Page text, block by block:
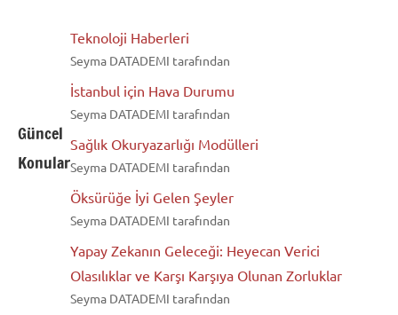
Güncel
Konular
Teknoloji Haberleri
Seyma DATADEMI tarafından
İstanbul için Hava Durumu
Seyma DATADEMI tarafından
Sağlık Okuryazarlığı Modülleri
Seyma DATADEMI tarafından
Öksürüğe İyi Gelen Şeyler
Seyma DATADEMI tarafından
Yapay Zekanın Geleceği: Heyecan Verici
Olasılıklar ve Karşı Karşıya Olunan Zorluklar
Seyma DATADEMI tarafından